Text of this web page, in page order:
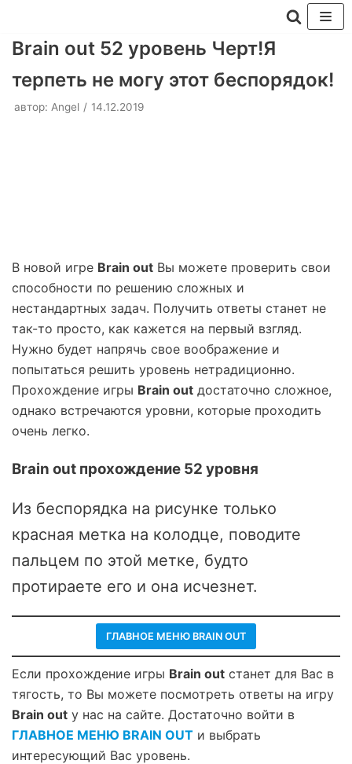
Перейти
содержимому
Brain out 52 уровень Черт!Я
терпеть не могу этот беспорядок!
автор: Angel 14.12.2019
В новой игре Brain out Вы можете проверить свои
способности по решению сложных и
нестандартных задач. Получить ответы станет не
так-то просто, как кажется на первый взгляд.
Нужно будет напрячь свое воображение и
попытаться решить уровень нетрадиционно.
Прохождение игры Brain out достаточно сложное,
однако встречаются уровни, которые проходить
очень легко.
Brain out прохождение 52 уровня
Из беспорядка на рисунке только
красная метка на колодце, поводите
пальцем по этой метке, будто
протираете его и она исчезнет.
ГЛАВНОЕ МЕНЮ BRAIN OUT
Если прохождение игры Brain out станет для Вас в
тягость, то Вы можете посмотреть ответы на игру
Brain out у нас на сайте. Достаточно войти в
ГЛАВНОЕ МЕНЮ BRAIN OUT и выбрать
интересующий Вас уровень.